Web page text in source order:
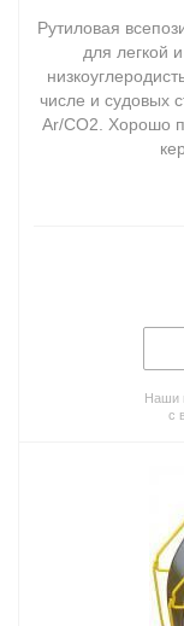
Рутиловая
для легкой
числе и судовых
Ar/CO2. Хорошо
Наши
с